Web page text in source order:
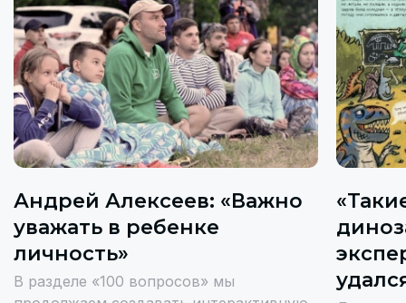
Андрей Алексеев: «Важно
уважать в ребенке
личность»
В разделе «100 вопросов» мы